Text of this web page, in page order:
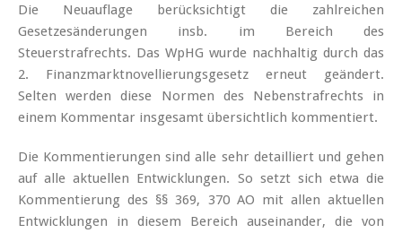
Die Neuauflage berücksichtigt die zahlreichen
Gesetzesänderungen insb. im Bereich des
Steuerstrafrechts. Das WpHG wurde nachhaltig durch das
2. Finanzmarktnovellierungs­gesetz erneut geändert.
Selten werden diese Normen des Nebenstrafrechts in
einem Kommentar insgesamt übersichtlich kommentiert.
Die Kommentierungen sind alle sehr detailliert und gehen
auf alle aktuellen Entwicklungen. So setzt sich etwa die
Kommentierung des §§ 369, 370 AO mit allen aktuellen
Entwicklungen in diesem Bereich auseinander, die von